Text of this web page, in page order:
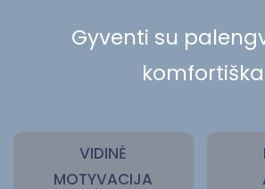
Gyventi su
VIDINĖ
MOTYVACIJA